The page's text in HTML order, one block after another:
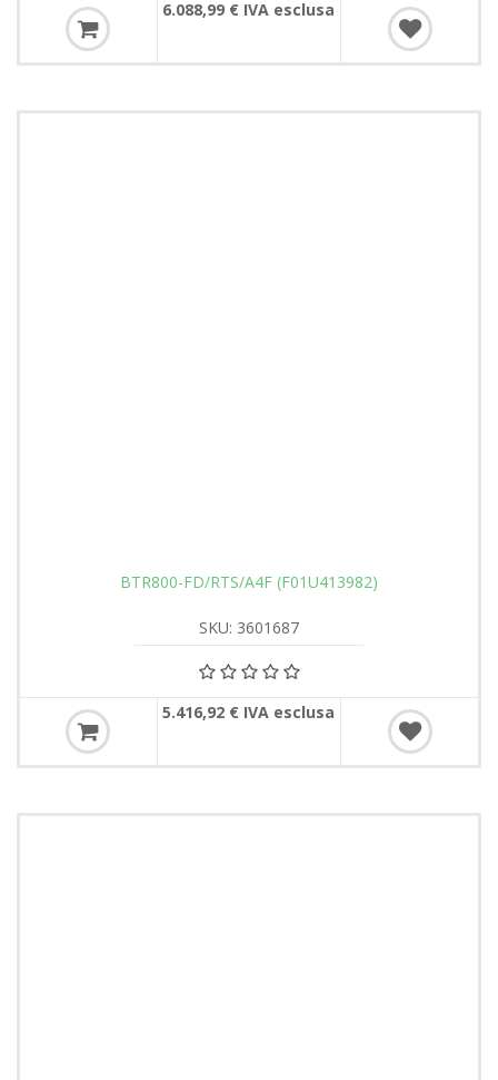
6.088,99 € IVA esclusa
BTR800-FD/RTS/A4F (F01U413982)
SKU: 3601687
5.416,92 € IVA esclusa